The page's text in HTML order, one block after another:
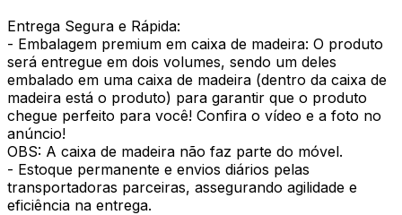
Entrega Segura e Rápida:
- Embalagem premium em caixa de madeira: O produto
será entregue em dois volumes, sendo um deles
embalado em uma caixa de madeira (dentro da caixa de
madeira está o produto) para garantir que o produto
chegue perfeito para você! Confira o vídeo e a foto no
anúncio!
OBS: A caixa de madeira não faz parte do móvel.
- Estoque permanente e envios diários pelas
transportadoras parceiras, assegurando agilidade e
eficiência na entrega.